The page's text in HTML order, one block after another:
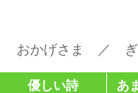
おかげさま ／ ぎ
優しい詩 あ